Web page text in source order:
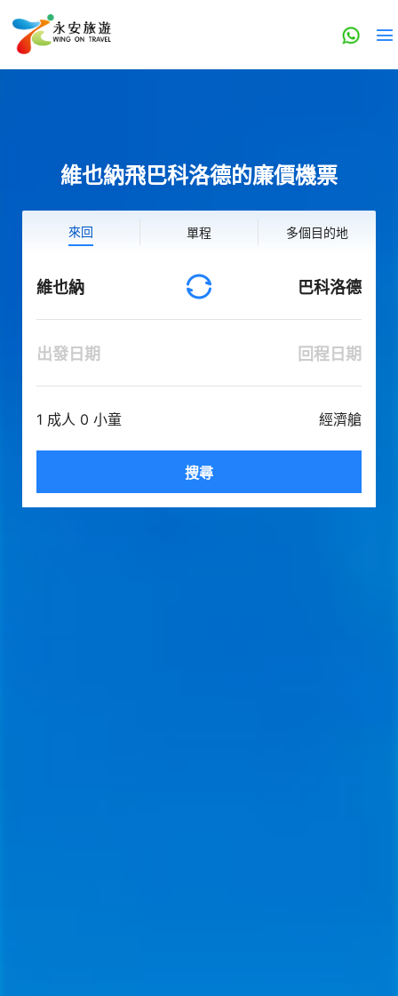
維也納飛巴科洛德的廉價機票
來回 單程 多個目的地
維也納 巴科洛德
出發日期 回程日期
1 成人 0 小童 經濟艙
搜尋